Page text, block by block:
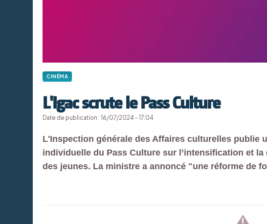
CINÉMA
L'Igac scrute le Pass Culture
Date de publication : 16/07/2024 - 17:04
L'Inspection générale des Affaires culturelles publie
individuelle du Pass Culture sur l’intensification et
des jeunes. La ministre a annoncé "une réforme de